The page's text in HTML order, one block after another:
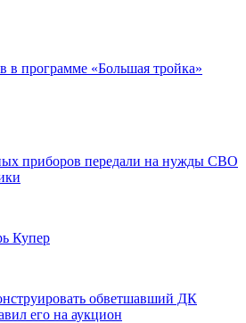
в программе «Большая тройка»
приборов передали на нужды СВО
Купер
обветшавший ДК
его на аукцион